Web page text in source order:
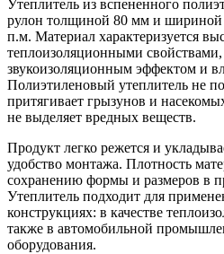
Утеплитель из вспененного
рулон толщиной 80 мм и
п.м. Материал характеризуется
теплоизоляционными свойствами,
звукоизоляционным эффектом и
Полиэтиленовый утеплитель не
притягивает грызунов и
не выделяет вредных веществ.
Продукт легко режется и
удобство монтажа. Плотность
сохранению формы и размеров в
Утеплитель подходит для
конструкциях: в качестве
также в автомобильной
оборудования.